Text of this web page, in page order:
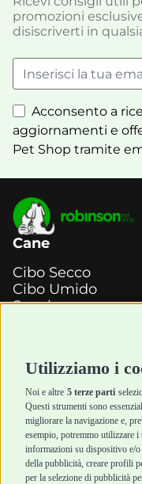
Utilizziamo i
Noi e altre 5 terze parti
Questi strumenti sono
migliorare la navigazione e,
esempio, potremmo utilizzare
informazioni su dispositivo e/
della pubblicità, creare profili
per la selezione di pubblicità
promozioni
disiscriverti in
Acconsento a
aggiornamenti e
Pet Shop tramite
Cane
Cibo Secco
Cibo Umido
Snack e
Igiene e Pulizia
Accessori
Cani Mini
Top Quality
Robinson Pet